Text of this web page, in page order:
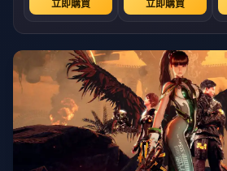
立即購買 立即購買